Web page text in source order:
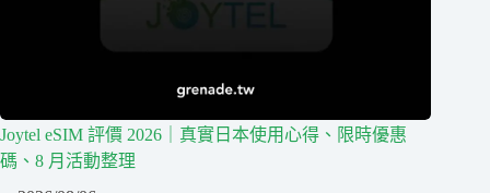
Joytel eSIM 評價 2026｜真實日本使用心得、限時優惠
碼、8 月活動整理